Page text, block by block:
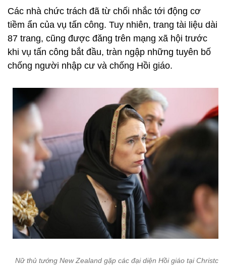
Các nhà chức trách đã từ chối nhắc tới động cơ
tiềm ẩn của vụ tấn công. Tuy nhiên, trang tài liệu dài
87 trang, cũng được đăng trên mạng xã hội trước
khi vụ tấn công bắt đầu, tràn ngập những tuyên bố
chống người nhập cư và chống Hồi giáo.
Nữ thủ tướng New Zealand gặp các đại diện Hồi giáo tại